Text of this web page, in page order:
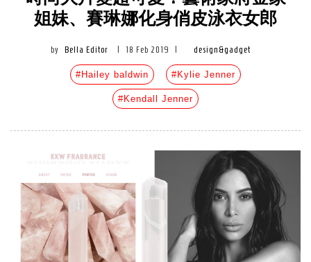
姐妹、賽琳娜化身俏皮泳衣女郎
by Bella Editor 18 Feb 2019 design&gadget
#Hailey baldwin #Kylie Jenner
#Kendall Jenner